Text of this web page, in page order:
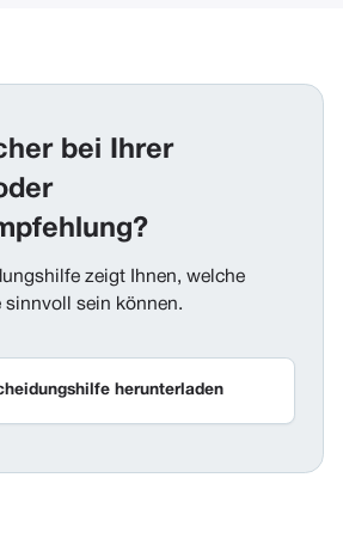
bei Ihrer
zeigt Ihnen, welche
sinnvoll sein können.
herunterladen